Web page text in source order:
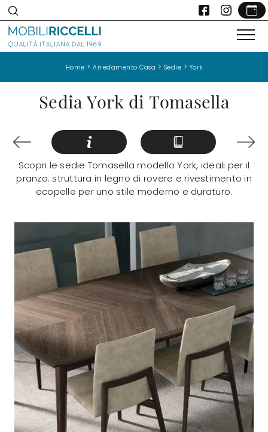
Home > Arredamento Casa > Sedie > York
Sedia York di Tomasella
Scopri le sedie Tomasella modello York, ideali per il
pranzo: struttura in legno di rovere e rivestimento in
ecopelle per uno stile moderno e duraturo.